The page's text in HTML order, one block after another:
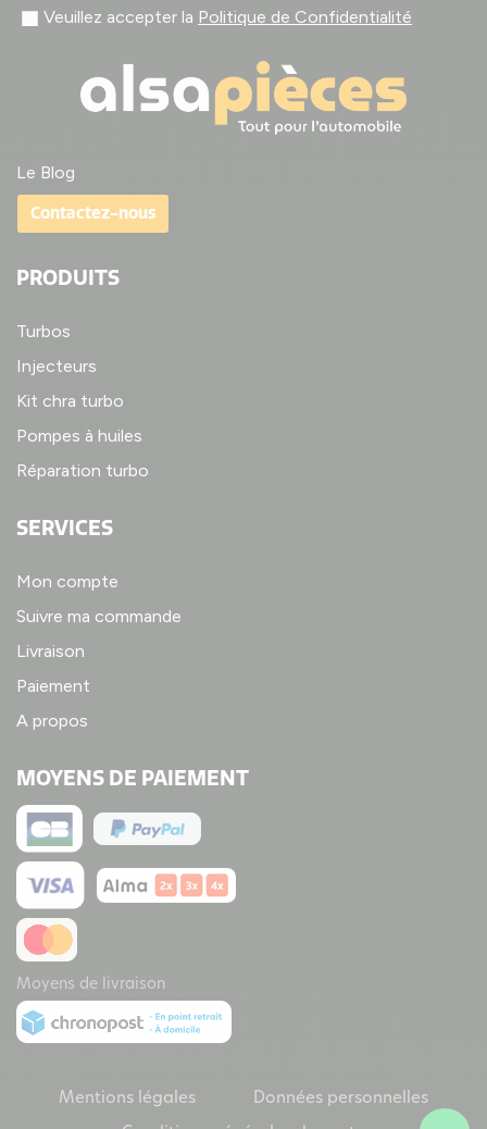
Veuillez accepter la Politique de Confidentialité
Le Blog
Contactez-nous
PRODUITS
Turbos
Injecteurs
Kit chra turbo
Pompes à huiles
Réparation turbo
SERVICES
Mon compte
Suivre ma commande
Livraison
Paiement
A propos
MOYENS DE PAIEMENT
Moyens de livraison
Mentions légales Données personnelles